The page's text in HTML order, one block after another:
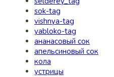
sok-tag
vishnya-tag
yabloko-tag
ананасовый сок
апельсиновый сок
кола
устрицы